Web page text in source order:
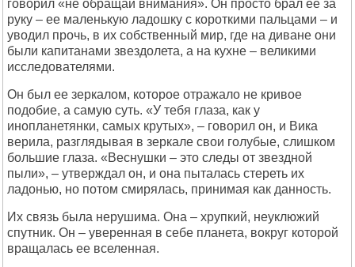
говорил «не обращай внимания». Он просто брал ее за
руку – ее маленькую ладошку с короткими пальцами – и
уводил прочь, в их собственный мир, где на диване они
были капитанами звездолета, а на кухне – великими
исследователями.
Он был ее зеркалом, которое отражало не кривое
подобие, а самую суть. «У тебя глаза, как у
инопланетянки, самых крутых», – говорил он, и Вика
верила, разглядывая в зеркале свои голубые, слишком
большие глаза. «Веснушки – это следы от звездной
пыли», – утверждал он, и она пыталась стереть их
ладонью, но потом смирялась, принимая как данность.
Их связь была нерушима. Она – хрупкий, неуклюжий
спутник. Он – уверенная в себе планета, вокруг которой
вращалась ее вселенная.